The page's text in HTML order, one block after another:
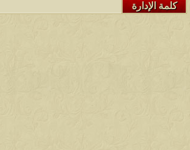
كلمة الإدارة